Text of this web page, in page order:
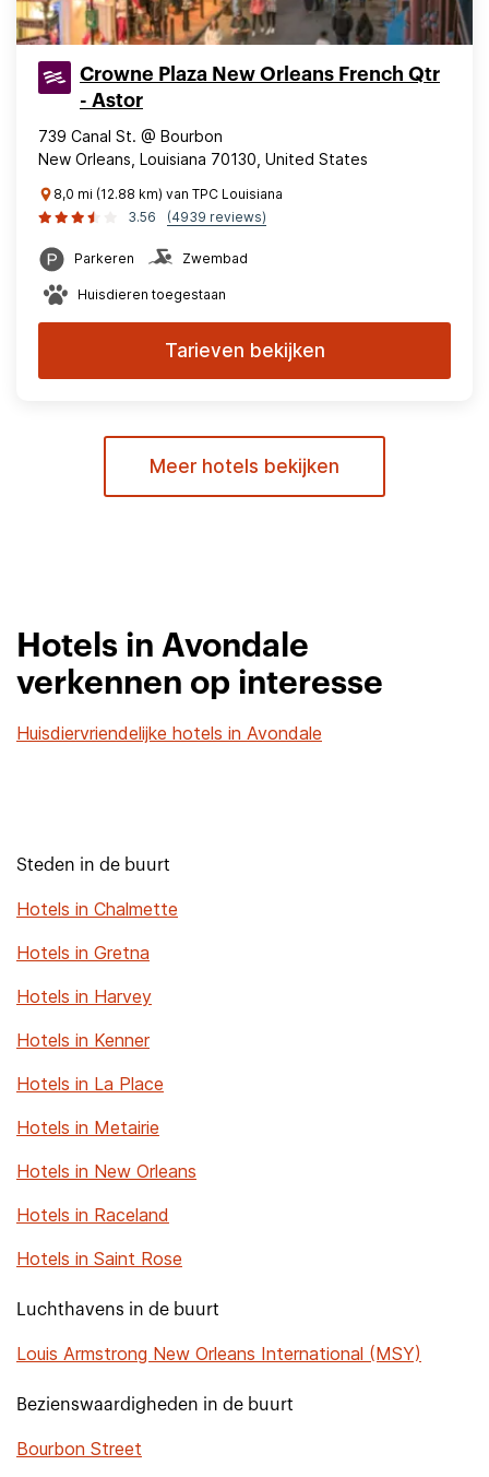
Crowne Plaza New Orleans French Qtr
- Astor
739 Canal St. @ Bourbon
New Orleans, Louisiana 70130, United States
8,0 mi (12.88 km) van TPC Louisiana
3.56
(4939 reviews)
Parkeren Zwembad
Huisdieren toegestaan
Tarieven bekijken
Meer hotels bekijken
Hotels in Avondale
verkennen op interesse
Huisdiervriendelijke hotels in Avondale
Steden in de buurt
Hotels in Chalmette
Hotels in Gretna
Hotels in Harvey
Hotels in Kenner
Hotels in La Place
Hotels in Metairie
Hotels in New Orleans
Hotels in Raceland
Hotels in Saint Rose
Luchthavens in de buurt
Louis Armstrong New Orleans International (MSY)
Bezienswaardigheden in de buurt
Bourbon Street